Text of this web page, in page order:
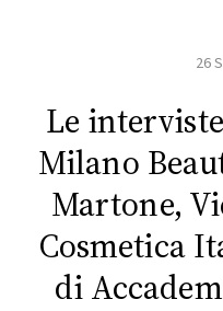
PLAYLIST
NEWS
FOTO
26
Le
Milano
Martone,
Cosmetica
di